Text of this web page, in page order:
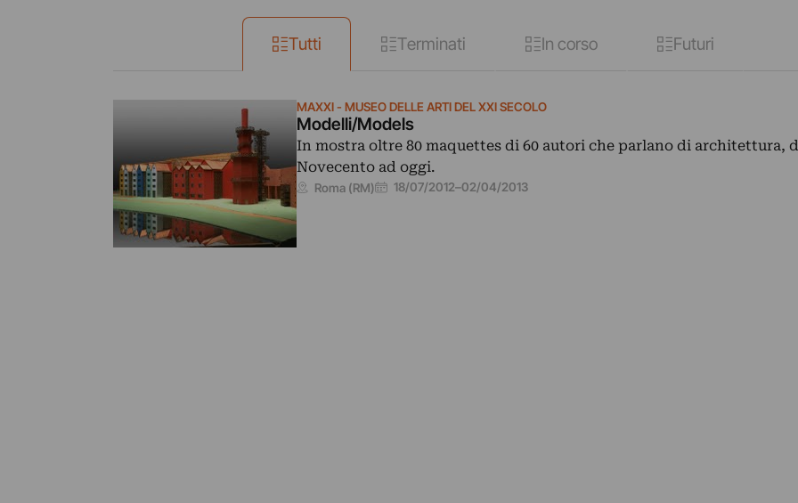
Tutti Terminati In corso Futuri
MAXXI - MUSEO DELLE ARTI DEL XXI SECOLO
Modelli/Models
In mostra oltre 80 maquettes di 60 autori che parlano di architettura,
Novecento ad oggi.
Roma (RM) 18/07/2012–02/04/2013